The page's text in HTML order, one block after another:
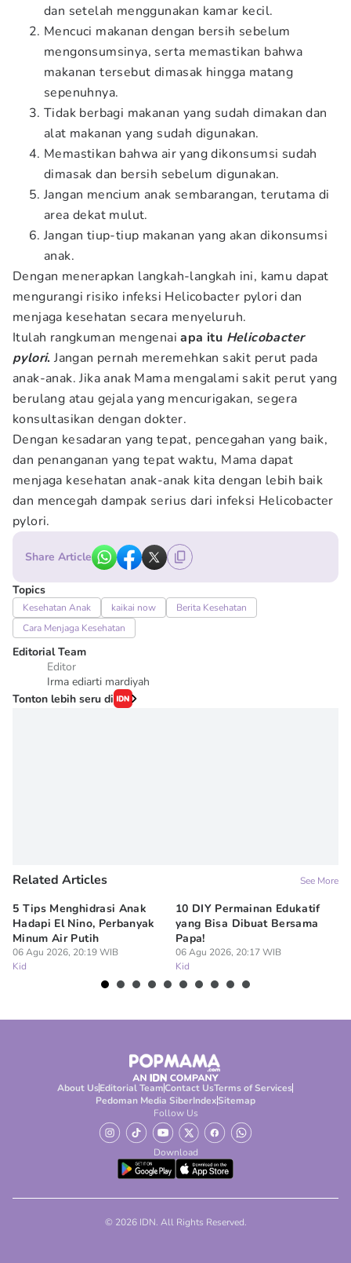
dan setelah menggunakan kamar kecil.
Mencuci makanan dengan bersih sebelum
mengonsumsinya, serta memastikan bahwa
makanan tersebut dimasak hingga matang
sepenuhnya.
Tidak berbagi makanan yang sudah dimakan dan
alat makanan yang sudah digunakan.
Memastikan bahwa air yang dikonsumsi sudah
dimasak dan bersih sebelum digunakan.
Jangan mencium anak sembarangan, terutama di
area dekat mulut.
Jangan tiup-tiup makanan yang akan dikonsumsi
anak.
Dengan menerapkan langkah-langkah ini, kamu dapat
mengurangi risiko infeksi Helicobacter pylori dan
menjaga kesehatan secara menyeluruh.
Itulah rangkuman mengenaiapa itu Helicobacter
pylori.Jangan pernah meremehkan sakit perut pada
anak-anak. Jika anak Mama mengalami sakit perut yang
berulang atau gejala yang mencurigakan, segera
konsultasikan dengan dokter.
Dengan kesadaran yang tepat, pencegahan yang baik,
dan penanganan yang tepat waktu, Mama dapat
menjaga kesehatan anak-anak kita dengan lebih baik
dan mencegah dampak serius dari infeksi Helicobacter
pylori.
Share Article
Topics
Kesehatan Anak kaikai now
Berita Kesehatan
Cara Menjaga Kesehatan
Editorial Team
Editor
Irma ediarti mardiyah
Tonton lebih seru di
Related Articles See More
5 Tips Menghidrasi Anak
Hadapi El Nino, Perbanyak
Minum Air Putih
06 Agu 2026, 20:19 WIB
Kid
10 DIY Permainan Edukatif
yang Bisa Dibuat Bersama
Papa!
06 Agu 2026, 20:17 WIB
Kid
About UsEditorial TeamContact UsTerms of Services
Pedoman Media SiberIndexSitemap
Follow Us
Download
© 2026 IDN. All Rights Reserved.